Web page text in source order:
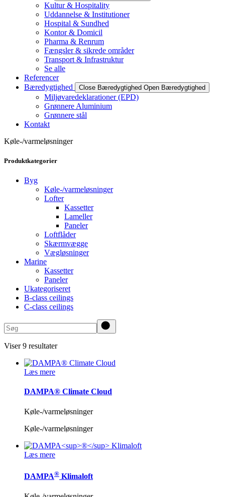
Kultur & Hospitality
Uddannelse & Institutioner
Hospital & Sundhed
Kontor & Domicil
Pharma & Renrum
Fængsler & sikrede områder
Transport & Infrastruktur
Se alle
Referencer
Bæredygtighed
Close Bæredygtighed Open Bæredygtighed
Miljøvaredeklarationer (EPD)
Grønnere Aluminium
Grønnere stål
Kontakt
Køle-/varmeløsninger
Produktkategorier
Byg
Køle-/varmeløsninger
Lofter
Kassetter
Lameller
Paneler
Loftflåder
Skærmvægge
Vægløsninger
Marine
Kassetter
Paneler
Ukategoriseret
B-class ceilings
C-class ceilings
Search
Viser 9 resultater
Læs mere
DAMPA® Climate Cloud
Køle-/varmeløsninger
Køle-/varmeløsninger
Læs mere
DAMPA® Klimaloft